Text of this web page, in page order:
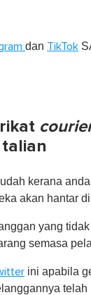
dan TikTok
kerana
akan hantar
yang
semasa
ini apabila
telah